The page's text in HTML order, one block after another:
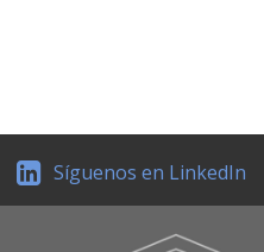
Síguenos en LinkedIn